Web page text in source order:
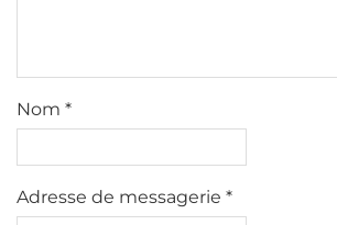
Nom *
Adresse de messagerie *